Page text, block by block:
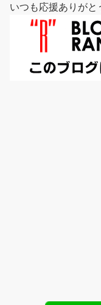
いつも応援ありがと